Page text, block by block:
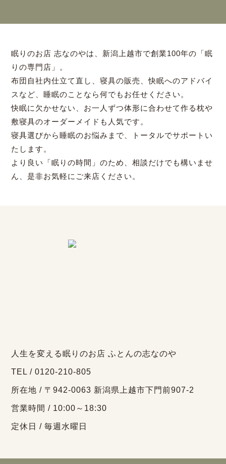
眠りのお店 志なのやは、新潟上越市で創業100年の「眠
りの専門店」。
布団自社内仕立て直し、寝具の販売、快眠へのアドバイ
スなど、睡眠のことなら何でもお任せください。
快眠に欠かせない、お一人ずつ体形に合わせて作る枕や
敷寝具のオーダーメイドも人気です。
寝具選びから睡眠のお悩みまで、トータルでサポートい
たします。
より良い「眠りの時間」のため、相談だけでも構いませ
ん、是非お気軽にご来店ください。
人生を変える眠りのお店 ふとんの志なのや
TEL / 0120-210-805
所在地 / 〒942-0063 新潟県上越市下門前907-2
営業時間 / 10:00～18:30
定休日 / 毎週水曜日